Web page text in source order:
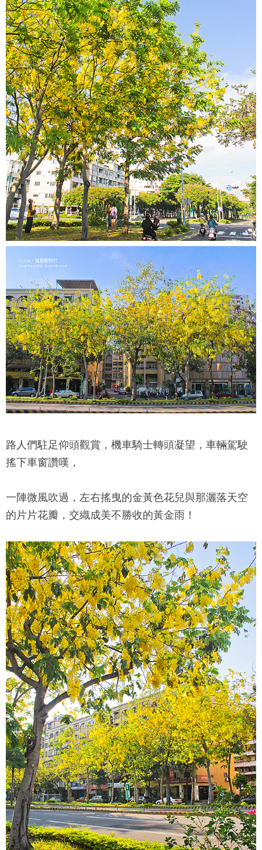
路人們駐足仰頭觀賞，機車騎士轉頭凝望，車輛駕駛
搖下車窗讚嘆，
一陣微風吹過，左右搖曳的金黃色花兒與那灑落天空
的片片花瓣，交織成美不勝收的黃金雨！